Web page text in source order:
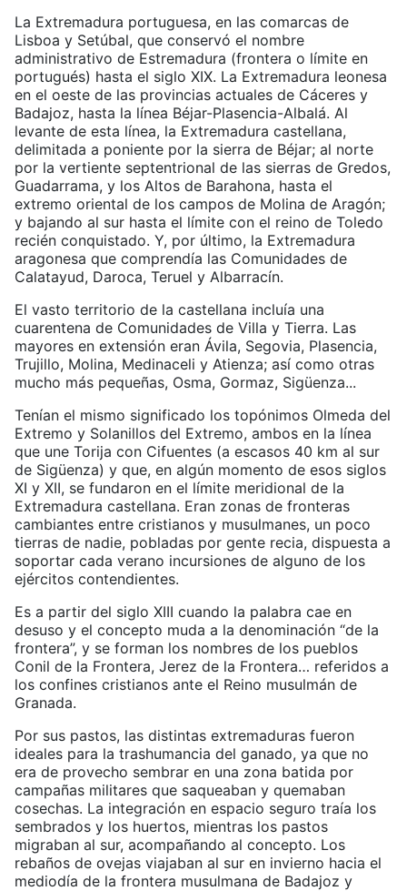
La Extremadura portuguesa, en las comarcas de
Lisboa y Setúbal, que conservó el nombre
administrativo de Estremadura (frontera o límite en
portugués) hasta el siglo XIX. La Extremadura leonesa
en el oeste de las provincias actuales de Cáceres y
Badajoz, hasta la línea Béjar-Plasencia-Albalá. Al
levante de esta línea, la Extremadura castellana,
delimitada a poniente por la sierra de Béjar; al norte
por la vertiente septentrional de las sierras de Gredos,
Guadarrama, y los Altos de Barahona, hasta el
extremo oriental de los campos de Molina de Aragón;
y bajando al sur hasta el límite con el reino de Toledo
recién conquistado. Y, por último, la Extremadura
aragonesa que comprendía las Comunidades de
Calatayud, Daroca, Teruel y Albarracín.
El vasto territorio de la castellana incluía una
cuarentena de Comunidades de Villa y Tierra. Las
mayores en extensión eran Ávila, Segovia, Plasencia,
Trujillo, Molina, Medinaceli y Atienza; así como otras
mucho más pequeñas, Osma, Gormaz, Sigüenza...
Tenían el mismo significado los topónimos Olmeda del
Extremo y Solanillos del Extremo, ambos en la línea
que une Torija con Cifuentes (a escasos 40 km al sur
de Sigüenza) y que, en algún momento de esos siglos
XI y XII, se fundaron en el límite meridional de la
Extremadura castellana. Eran zonas de fronteras
cambiantes entre cristianos y musulmanes, un poco
tierras de nadie, pobladas por gente recia, dispuesta a
soportar cada verano incursiones de alguno de los
ejércitos contendientes.
Es a partir del siglo XIII cuando la palabra cae en
desuso y el concepto muda a la denominación “de la
frontera”, y se forman los nombres de los pueblos
Conil de la Frontera, Jerez de la Frontera… referidos a
los confines cristianos ante el Reino musulmán de
Granada.
Por sus pastos, las distintas extremaduras fueron
ideales para la trashumancia del ganado, ya que no
era de provecho sembrar en una zona batida por
campañas militares que saqueaban y quemaban
cosechas. La integración en espacio seguro traía los
sembrados y los huertos, mientras los pastos
migraban al sur, acompañando al concepto. Los
rebaños de ovejas viajaban al sur en invierno hacia el
mediodía de la frontera musulmana de Badajoz y